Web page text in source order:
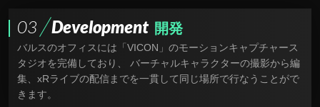
03 Development 開発
バルスのオフィスには「VICON」のモーションキャプチャース
タジオを完備しており、 バーチャルキャラクターの撮影から編
集、xRライブの配信までを一貫して同じ場所で行なうことがで
きます。